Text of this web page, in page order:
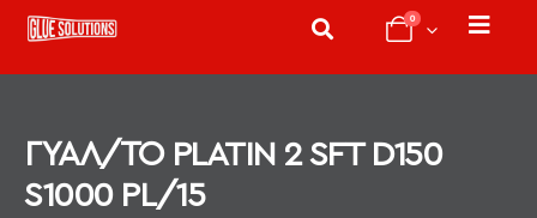
0
ΓΥΑΛ/ΤΟ PLATIN 2 SFT D150
S1000 PL/15